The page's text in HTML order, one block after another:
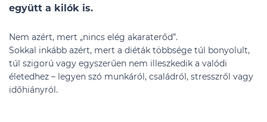
együtt a kilók is.
Nem azért, mert „nincs elég akaraterőd”.
Sokkal inkább azért, mert a diéták többsége túl bonyolult,
túl szigorú vagy egyszerűen nem illeszkedik a valódi
életedhez – legyen szó munkáról, családról, stresszről vagy
időhiányról.